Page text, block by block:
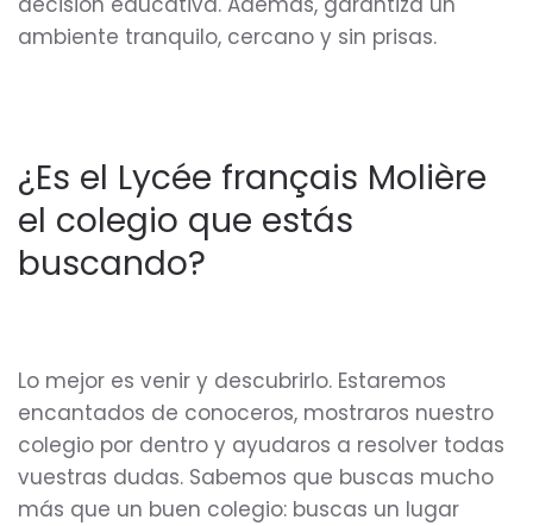
ambiente tranquilo, cercano y sin prisas.
¿Es el Lycée français Molière
el colegio que estás
buscando?
Lo mejor es venir y descubrirlo. Estaremos
encantados de conoceros, mostraros nuestro
colegio por dentro y ayudaros a resolver todas
vuestras dudas. Sabemos que buscas mucho
más que un buen colegio: buscas un lugar